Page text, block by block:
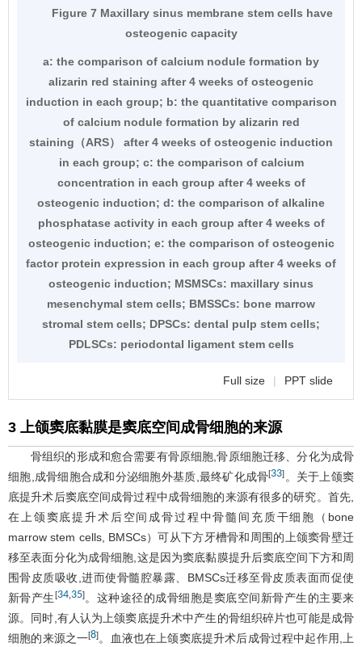
Figure 7 Maxillary sinus membrane stem cells have
osteogenic capacity
a: the comparison of calcium nodule formation by
alizarin red staining after 4 weeks of osteogenic
induction in each group; b: the quantitative comparison
of calcium nodule formation by alizarin red
staining（ARS） after 4 weeks of osteogenic induction
in each group; c: the comparison of calcium
concentration in each group after 4 weeks of
osteogenic induction; d: the comparison of alkaline
phosphatase activity in each group after 4 weeks of
osteogenic induction; e: the comparison of osteogenic
factor protein expression in each group after 4 weeks of
osteogenic induction; MSMSCs: maxillary sinus
mesenchymal stem cells; BMSSCs: bone marrow
stromal stem cells; DPSCs: dental pulp stem cells;
PDLSCs: periodontal ligament stem cells
Full size | PPT slide
3 上颌窦底黏膜是窦底空间成骨细胞的来源
骨组织的形成和愈合需要有骨原细胞,骨原细胞迁移、分化为成骨
细胞,成骨细胞合成和分泌细胞外基质,最终矿化成骨[33] 。关于上颌窦
底提升术后窦底空间成骨过程中成骨细胞的来源有很多的研究。首先,
在上颌窦底提升术后空间成骨过程中骨髓间充质干细胞（bone
marrow stem cells, BMSCs）可从下方牙槽骨和周围的上颌窦骨壁迁
移至表面分化为成骨细胞,这是因为窦底黏膜提升后窦底空间下方和周
围骨皮质吸收,进而使骨髓腔暴露、BMSCs迁移至骨皮质表面而促使
新骨产生[34, 35]。这种途径的成骨细胞是窦底空间新骨产生的主要来
源。同时,有人认为上颌窦底提升术中产生的骨组织碎片也可能是成骨
细胞的来源之一[8]。血液也在上颌窦底提升术后成骨过程中起作用,上